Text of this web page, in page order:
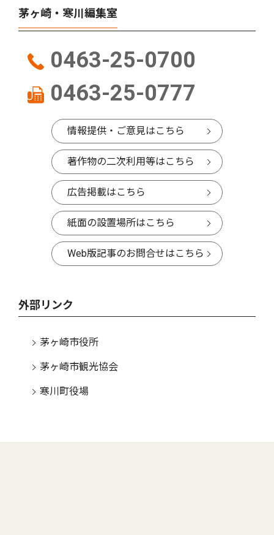
茅ヶ崎・寒川編集室
0463-25-0700
0463-25-0777
情報提供・ご意見はこちら
著作物の二次利用等はこちら
広告掲載はこちら
紙面の設置場所はこちら
Web版記事のお問合せはこちら
外部リンク
茅ヶ崎市役所
茅ヶ崎市観光協会
寒川町役場